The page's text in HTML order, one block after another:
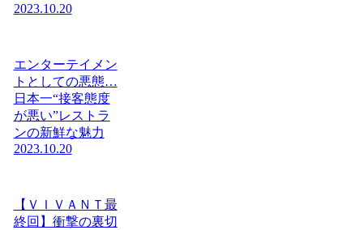
2023.10.20
エンターテイメン
トとしての悪態…
日本一“接客態度
が悪い”レストラ
ンの新鮮な魅力
2023.10.20
【ＶＩＶＡＮＴ最
終回】衝撃の裏切